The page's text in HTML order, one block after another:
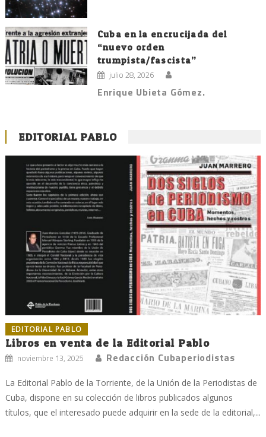
Cuba en la encrucijada del
“nuevo orden
trumpista/fascista”
julio 28, 2026
Enrique Ubieta Gómez.
EDITORIAL PABLO
EDITORIAL PABLO
Libros en venta de la Editorial Pablo
noviembre 13, 2025 Redacción Cubaperiodistas
La Editorial Pablo de la Torriente, de la Unión de la Periodistas de
Cuba, dispone en su colección de libros publicados algunos
títulos, que el interesado puede adquirir en la sede de la editorial,...